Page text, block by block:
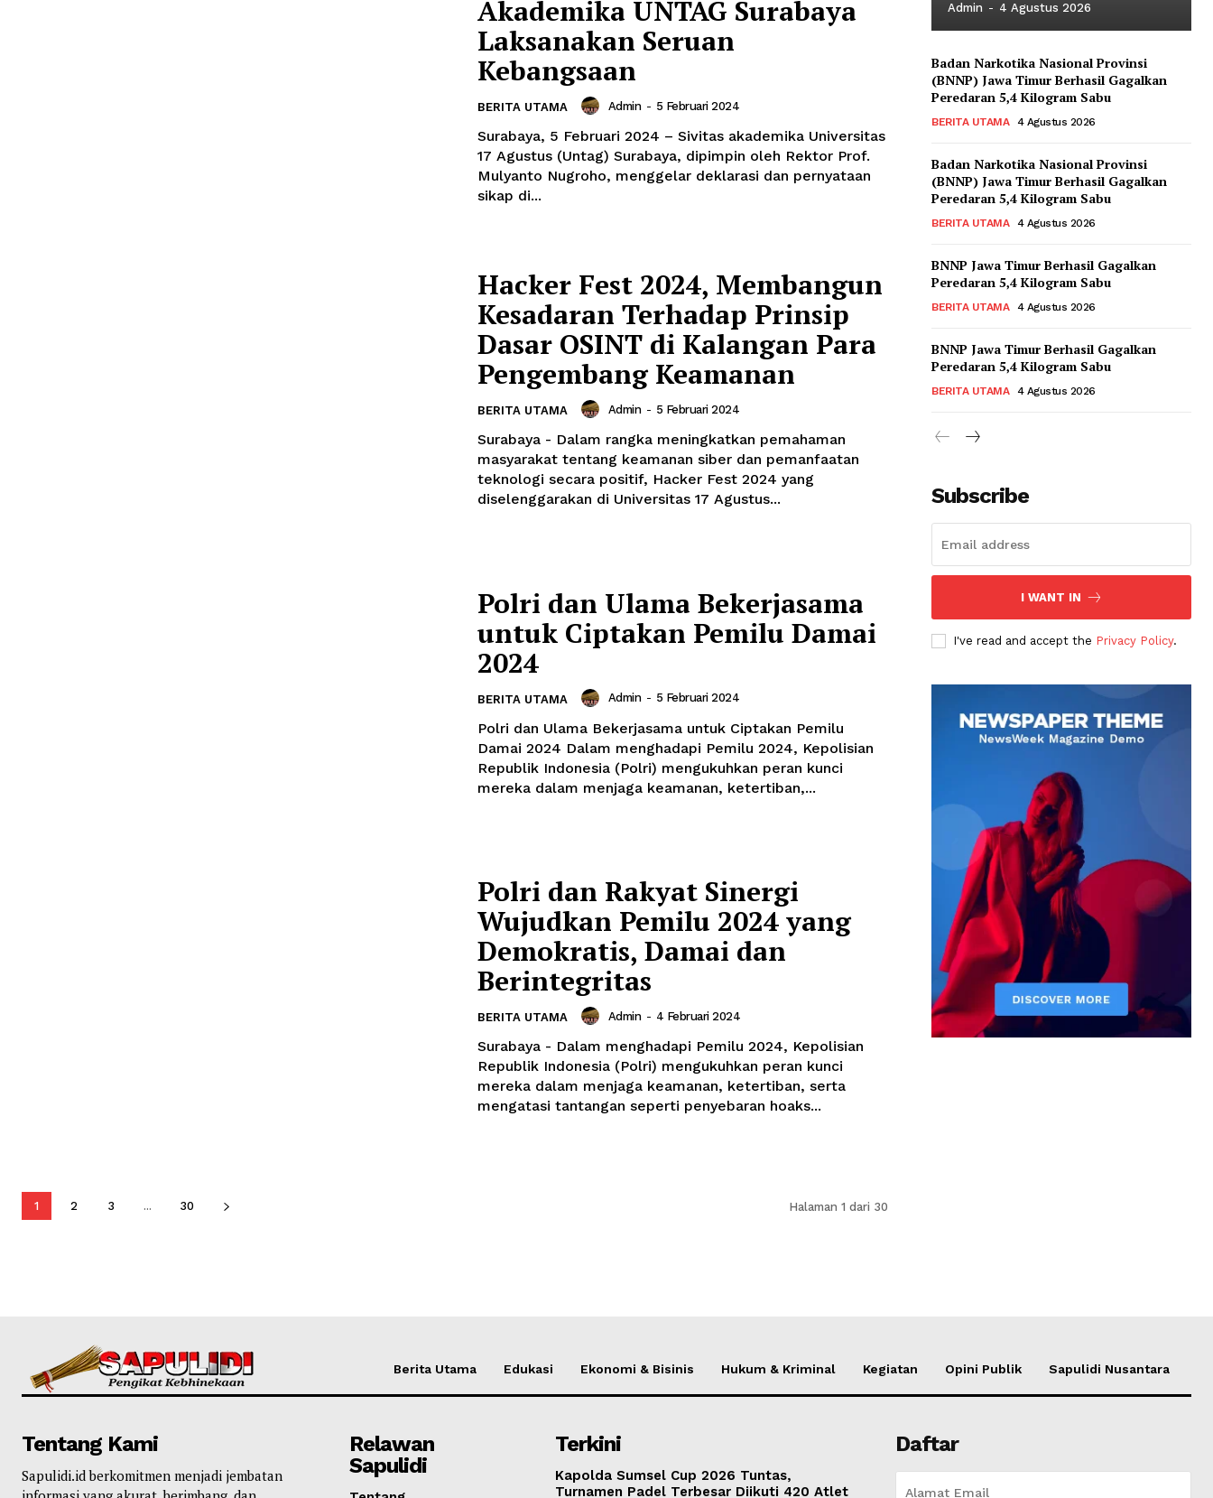
Sapulidi.id
Tentang
Hubungi
Kebijakan Privasi
Syarat & Ketentuan
Akademika UNTAG Surabaya
Laksanakan Seruan
Kebangsaan
BERITA UTAMA Admin - 5 Februari 2024
Surabaya, 5 Februari 2024 – Sivitas akademika Universitas
17 Agustus (Untag) Surabaya, dipimpin oleh Rektor Prof.
Mulyanto Nugroho, menggelar deklarasi dan pernyataan
sikap di...
Hacker Fest 2024, Membangun
Kesadaran Terhadap Prinsip
Dasar OSINT di Kalangan Para
Pengembang Keamanan
BERITA UTAMA Admin - 5 Februari 2024
Surabaya - Dalam rangka meningkatkan pemahaman
masyarakat tentang keamanan siber dan pemanfaatan
teknologi secara positif, Hacker Fest 2024 yang
diselenggarakan di Universitas 17 Agustus...
Polri dan Ulama Bekerjasama
untuk Ciptakan Pemilu Damai
2024
BERITA UTAMA Admin - 5 Februari 2024
Polri dan Ulama Bekerjasama untuk Ciptakan Pemilu
Damai 2024 Dalam menghadapi Pemilu 2024, Kepolisian
Republik Indonesia (Polri) mengukuhkan peran kunci
mereka dalam menjaga keamanan, ketertiban,...
Polri dan Rakyat Sinergi
Wujudkan Pemilu 2024 yang
Demokratis, Damai dan
Berintegritas
BERITA UTAMA Admin - 4 Februari 2024
Surabaya - Dalam menghadapi Pemilu 2024, Kepolisian
Republik Indonesia (Polri) mengukuhkan peran kunci
mereka dalam menjaga keamanan, ketertiban, serta
mengatasi tantangan seperti penyebaran hoaks...
1 2 3 ... 30 Halaman 1 dari 30
Admin - 4 Agustus 2026
Badan Narkotika Nasional Provinsi
(BNNP) Jawa Timur Berhasil Gagalkan
Peredaran 5,4 Kilogram Sabu
BERITA UTAMA 4 Agustus 2026
Badan Narkotika Nasional Provinsi
(BNNP) Jawa Timur Berhasil Gagalkan
Peredaran 5,4 Kilogram Sabu
BERITA UTAMA 4 Agustus 2026
BNNP Jawa Timur Berhasil Gagalkan
Peredaran 5,4 Kilogram Sabu
BERITA UTAMA 4 Agustus 2026
BNNP Jawa Timur Berhasil Gagalkan
Peredaran 5,4 Kilogram Sabu
BERITA UTAMA 4 Agustus 2026
Subscribe
I WANT IN
I've read and accept the Privacy Policy.
Berita Utama Edukasi Ekonomi & Bisinis Hukum & Kriminal Kegiatan Opini Publik Sapulidi Nusantara
Tentang Kami
Sapulidi.id berkomitmen menjadi jembatan
Relawan
Sapulidi
Terkini
Kapolda Sumsel Cup 2026 Tuntas,
Turnamen Padel Terbesar Diikuti 420 Atlet
Daftar